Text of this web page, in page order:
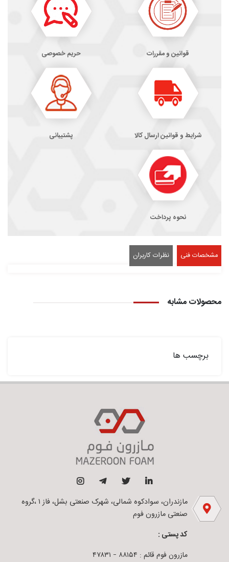
قوانین و مقررات حریم خصوصی
شرایط و قوانین ارسال کالا پشتیبانی
نحوه پرداخت
مشخصات فنی نظرات کاربران
محصولات مشابه
برچسب ها
مازندران، سوادکوه شمالی، شهرک صنعتی بشل، فاز ۱ ،گروه
صنعتی مازرون فوم
کد پستی :
مازرون فوم قائم : ۸۸۱۵۴ – ۴۷۸۳۱